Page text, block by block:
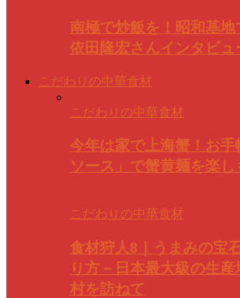
南極で炒飯を！昭和基地
依田隆宏さんインタビュ
こだわりの中華食材
こだわりの中華食材
今年は家で上海蟹！お手
ソース」で蟹黄麺を楽し
こだわりの中華食材
食材狩人8｜うまみの宝
り方－日本最大級の生
村を訪ねて